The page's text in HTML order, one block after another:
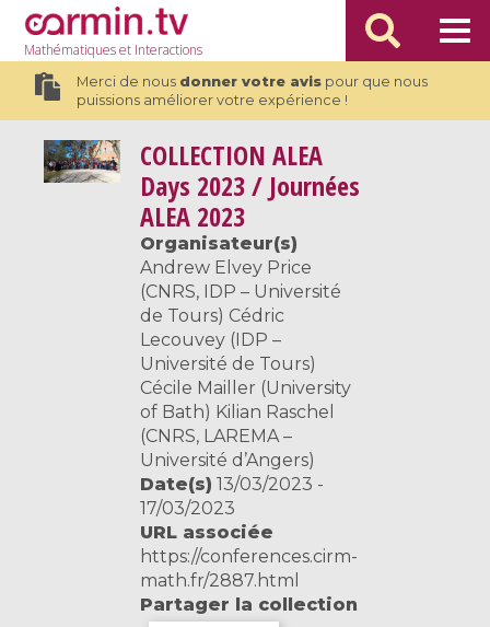
Mathématiqueset Interactions
Merci de nous donner votre avispour que nous
puissions améliorer votre expérience !
COLLECTION ALEA
Days 2023 / Journées
ALEA 2023
Organisateur(s)
Andrew Elvey Price
(CNRS, IDP – Université
de Tours) Cédric
Lecouvey (IDP –
Université de Tours)
Cécile Mailler (University
of Bath) Kilian Raschel
(CNRS, LAREMA –
Université d’Angers)
Date(s) 13/03/2023 -
17/03/2023
URL associée
https://conferences.cirm-
math.fr/2887.html
Partager la collection